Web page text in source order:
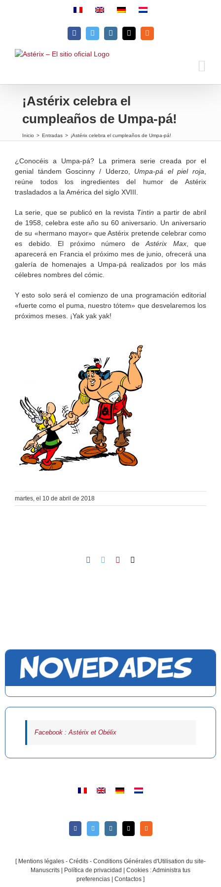
FacebookTwitterInstagramEmailRss
¡Astérix celebra el
cumpleaños de Umpa-pá!
Inicio > Entradas > ¡Astérix celebra el cumpleaños de Umpa-pá!
¿Conocéis a Umpa-pá? La primera serie creada por el
genial tándem Goscinny / Uderzo, Umpa-pá el piel roja
reúne todos los ingredientes del humor de Astérix
trasladados a la América del siglo XVIII.
La serie, que se publicó en la revista Tintin a partir de abril
de 1958, celebra este año su 60 aniversario. Un aniversario
de su «hermano mayor» que Astérix pretende celebrar como
es debido. El próximo número de Astérix Max, que
aparecerá en Francia el próximo mes de junio, ofrecerá una
galería de homenajes a Umpa-pá realizados por los más
célebres nombres del cómic.
Y esto solo será el comienzo de una programación editorial
«fuerte como el puma, nuestro tótem» que desvelaremos los
próximos meses. ¡Yak yak yak!
martes, el 10 de abril de 2018
Facebook
TwitterPinterest
Facebook : Astérix et Obélix
[ Mentions légales - Crédits - Conditions Générales d'Utilisation du site-
Manuscrits
Política de privacidad
Cookies : Administra tus
preferencias
Contactos ]